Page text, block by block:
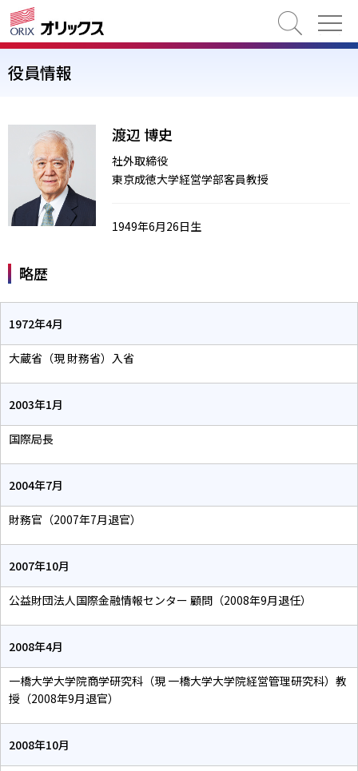
検索
役員情報
渡辺 博史
社外取締役
東京成徳大学経営学部客員教授
1949年6月26日生
略歴
1972年4月
大蔵省（現 財務省）入省
2003年1月
国際局長
2004年7月
財務官（2007年7月退官）
2007年10月
公益財団法人国際金融情報センター 顧問（2008年9月退任）
2008年4月
一橋大学大学院商学研究科（現 一橋大学大学院経営管理研究科）教
授（2008年9月退官）
2008年10月